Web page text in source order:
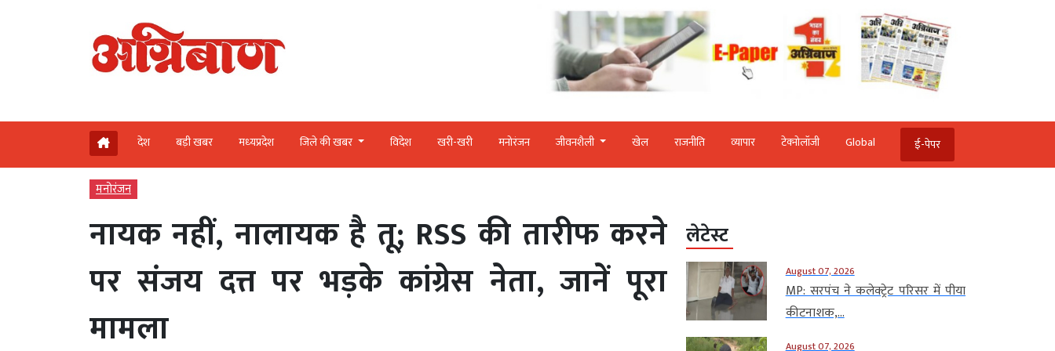
देश बड़ी खबर मध्‍यप्रदेश जिले की खबर विदेश खरी-खरी मनोरंजन जीवनशैली खेल राजनीति व्‍यापार टेक्‍नोलॉजी Global ई-पेपर
मनोरंजन
नायक नहीं, नालायक है तू; RSS की तारीफ करने
पर संजय दत्त पर भड़के कांग्रेस नेता, जानें पूरा
मामला
लेटेस्ट
August 07, 2026
MP: सरपंच ने कलेक्ट्रेट परिसर में पीया
कीटनाशक,...
August 07, 2026